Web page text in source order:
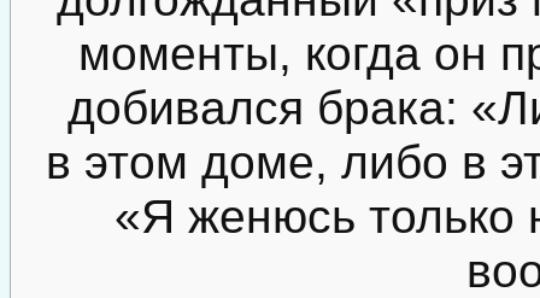
моменты, когда он
добивался брака:
в этом доме, либо в
«Я женюсь только